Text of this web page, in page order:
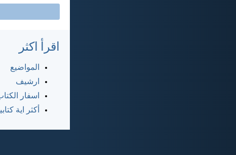
اقرأ اكثر
المواضيع
ارشيف
اسفار
أكثر اية